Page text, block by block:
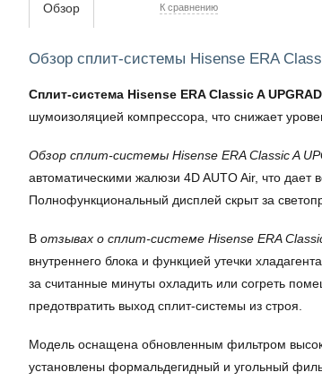
Обзор К сравнению
Обзор сплит-системы Hisense ERA
Сплит-система Hisense ERA Classic A
шумоизоляцией компрессора, что снижает
Обзор сплит-системы Hisense ERA Classic A
автоматическими жалюзи 4D AUTO Air, что
Полнофункциональный дисплей скрыт за
В отзывах о сплит-системе Hisense ERA
внутреннего блока и функцией утечки
за считанные минуты охладить или согреть
предотвратить выход сплит-системы из строя.
Модель оснащена обновленным фильтром
установлены формальдегидный и угольный